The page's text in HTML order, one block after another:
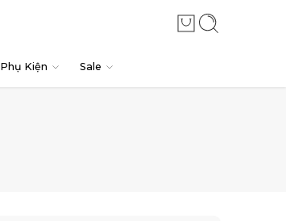
Phụ Kiện Sale